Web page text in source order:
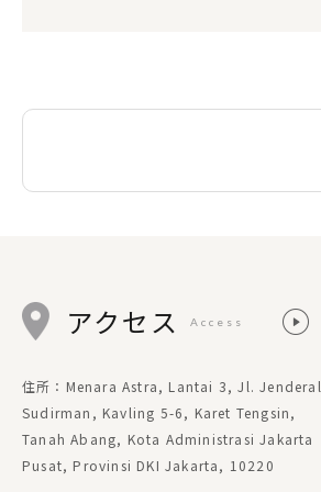
アクセス Access
住所：Menara Astra, Lantai 3, Jl. Jenderal
Sudirman, Kavling 5-6, Karet Tengsin,
Tanah Abang, Kota Administrasi Jakarta
Pusat, Provinsi DKI Jakarta, 10220